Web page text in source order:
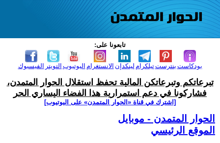
تابعونا على:
الفيسبوك التويتر اليوتيوب الانستغرام لينكدإن تيلكرامبنترست بودكاست
تبرعاتكم وتبرعاتكن المالية تحفظ استقلال الحوار المتمدن،
فشاركونا في دعم استمرارية هذا الفضاء اليساري الحر
[اشترك في قناة ‫«الحوار المتمدن» على اليوتيوب]
الحوار المتمدن - موبايل
الموقع الرئيسي